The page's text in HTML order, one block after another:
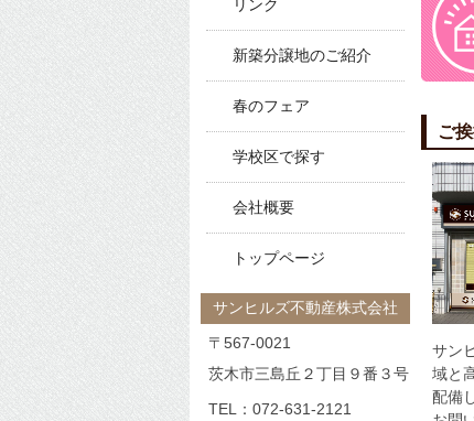
中
一
中
一
会
茨
東
【中
価
ご
サン
域と
配備
リンク
新築分譲地のご紹介
春のフェア
学校区で探す
会社概要
トップページ
サンヒルズ不動産株式会社
〒567-0021
茨木市三島丘２丁目９番３号
TEL： 072-631-2121